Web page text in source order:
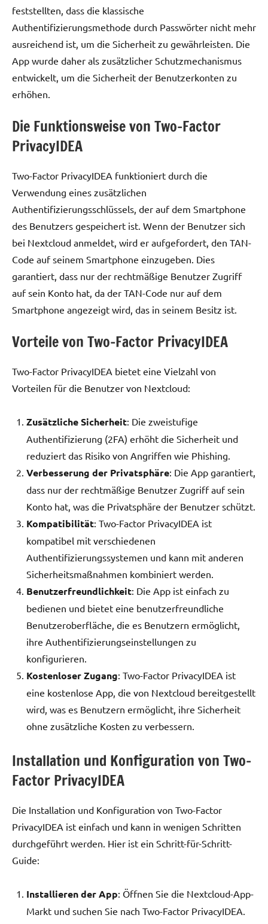
feststellten, dass die klassische
Authentifizierungsmethode durch Passwörter nicht mehr
ausreichend ist, um die Sicherheit zu gewährleisten. Die
App wurde daher als zusätzlicher Schutzmechanismus
entwickelt, um die Sicherheit der Benutzerkonten zu
erhöhen.
Die Funktionsweise von Two-Factor
PrivacyIDEA
Two-Factor PrivacyIDEA funktioniert durch die
Verwendung eines zusätzlichen
Authentifizierungsschlüssels, der auf dem Smartphone
des Benutzers gespeichert ist. Wenn der Benutzer sich
bei Nextcloud anmeldet, wird er aufgefordert, den TAN-
Code auf seinem Smartphone einzugeben. Dies
garantiert, dass nur der rechtmäßige Benutzer Zugriff
auf sein Konto hat, da der TAN-Code nur auf dem
Smartphone angezeigt wird, das in seinem Besitz ist.
Vorteile von Two-Factor PrivacyIDEA
Two-Factor PrivacyIDEA bietet eine Vielzahl von
Vorteilen für die Benutzer von Nextcloud:
Zusätzliche Sicherheit: Die zweistufige
Authentifizierung (2FA) erhöht die Sicherheit und
reduziert das Risiko von Angriffen wie Phishing.
Verbesserung der Privatsphäre: Die App garantiert,
dass nur der rechtmäßige Benutzer Zugriff auf sein
Konto hat, was die Privatsphäre der Benutzer schützt.
Kompatibilität: Two-Factor PrivacyIDEA ist
kompatibel mit verschiedenen
Authentifizierungssystemen und kann mit anderen
Sicherheitsmaßnahmen kombiniert werden.
Benutzerfreundlichkeit: Die App ist einfach zu
bedienen und bietet eine benutzerfreundliche
Benutzeroberfläche, die es Benutzern ermöglicht,
ihre Authentifizierungseinstellungen zu
konfigurieren.
Kostenloser Zugang: Two-Factor PrivacyIDEA ist
eine kostenlose App, die von Nextcloud bereitgestellt
wird, was es Benutzern ermöglicht, ihre Sicherheit
ohne zusätzliche Kosten zu verbessern.
Installation und Konfiguration von Two-
Factor PrivacyIDEA
Die Installation und Konfiguration von Two-Factor
PrivacyIDEA ist einfach und kann in wenigen Schritten
durchgeführt werden. Hier ist ein Schritt-für-Schritt-
Guide:
Installieren der App: Öffnen Sie die Nextcloud-App-
Markt und suchen Sie nach Two-Factor PrivacyIDEA.